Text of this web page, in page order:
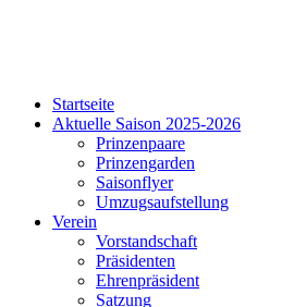
Startseite
Aktuelle Saison 2025-2026
Prinzenpaare
Prinzengarden
Saisonflyer
Umzugsaufstellung
Verein
Vorstandschaft
Präsidenten
Ehrenpräsident
Satzung